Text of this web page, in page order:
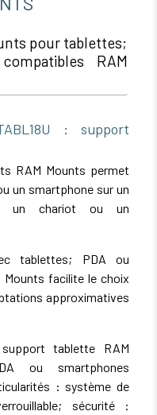
pour tablettes;
RAM
: support
RAM Mounts permet
un smartphone sur un
un chariot ou un
tablettes; PDA ou
facilite le choix
approximatives
tablette RAM
ou smartphones
: système de
sécurité :